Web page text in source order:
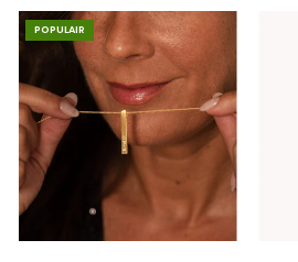
POPULAIR